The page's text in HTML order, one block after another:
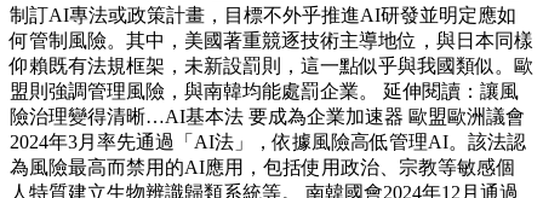
制訂AI專法或政策計畫，目標不外乎推進AI研發並明定應如
何管制風險。其中，美國著重競逐技術主導地位，與日本同樣
仰賴既有法規框架，未新設罰則，這一點似乎與我國類似。歐
盟則強調管理風險，與南韓均能處罰企業。 延伸閱讀：讓風
險治理變得清晰…AI基本法 要成為企業加速器 歐盟歐洲議會
2024年3月率先通過「AI法」，依據風險高低管理AI。該法認
為風險最高而禁用的AI應用，包括使用政治、宗教等敏感個
人特質建立生物辨識歸類系統等。 南韓國會2024年12月通過